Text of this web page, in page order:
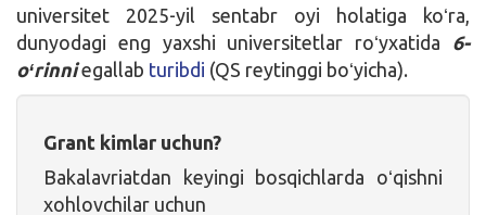
universitet 2025-yil sentabr oyi holatiga koʻra,
dunyodagi eng yaxshi universitetlar roʻyxatida 6-
oʻrinni egallab turibdi (QS reytinggi boʻyicha).
Grant kimlar uchun?
Bakalavriatdan keyingi bosqichlarda oʻqishni
xohlovchilar uchun